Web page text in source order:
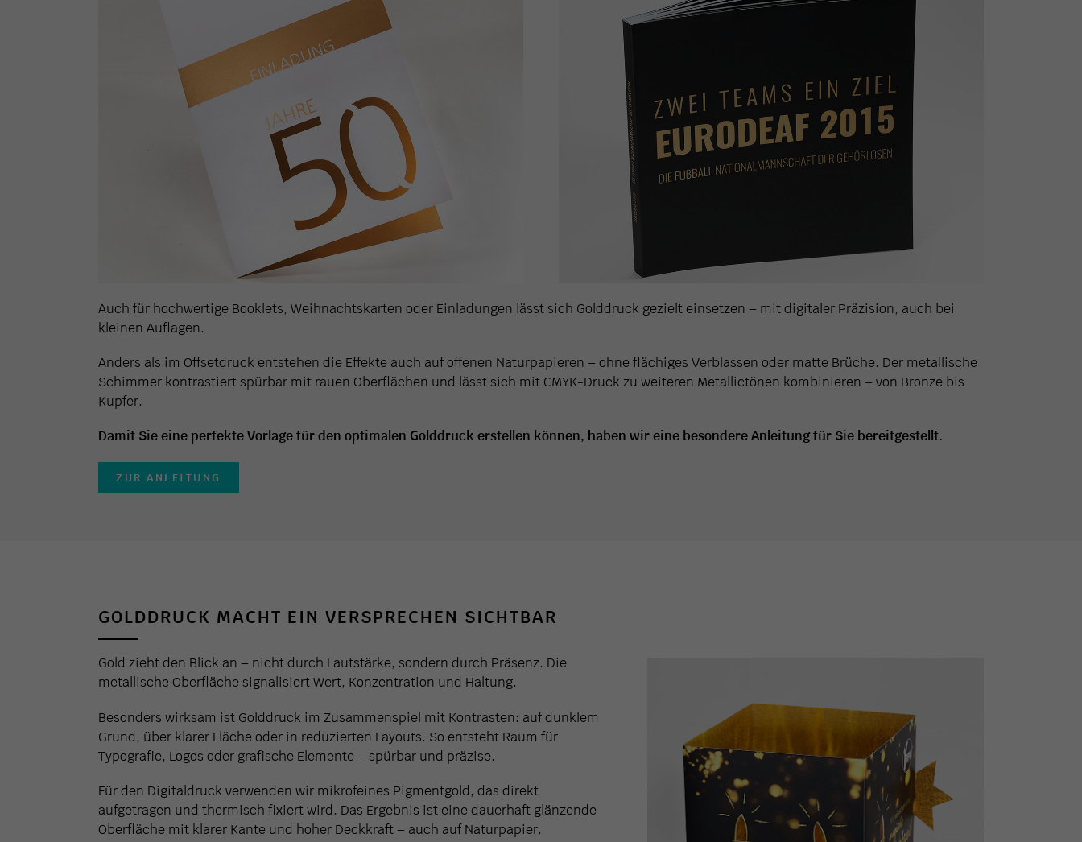
Auch für hochwertige Booklets, Weihnachtskarten oder Einladungen lässt sich Golddruck gezielt einsetzen – mit digitaler Präzision, auch bei
kleinen Auflagen.
Anders als im Offsetdruck entstehen die Effekte auch auf offenen Naturpapieren – ohne flächiges Verblassen oder matte Brüche. Der metallische
Schimmer kontrastiert spürbar mit rauen Oberflächen und lässt sich mit CMYK-Druck zu weiteren Metallictönen kombinieren – von Bronze bis
Kupfer.
Damit Sie eine perfekte Vorlage für den optimalen Golddruck erstellen können, haben wir eine besondere Anleitung für Sie bereitgestellt.
ZUR ANLEITUNG
GOLDDRUCK MACHT EIN VERSPRECHEN SICHTBAR
Gold zieht den Blick an – nicht durch Lautstärke, sondern durch Präsenz. Die
metallische Oberfläche signalisiert Wert, Konzentration und Haltung.
Besonders wirksam ist Golddruck im Zusammenspiel mit Kontrasten: auf dunklem
Grund, über klarer Fläche oder in reduzierten Layouts. So entsteht Raum für
Typografie, Logos oder grafische Elemente – spürbar und präzise.
Für den Digitaldruck verwenden wir mikrofeines Pigmentgold, das direkt
aufgetragen und thermisch fixiert wird. Das Ergebnis ist eine dauerhaft glänzende
Oberfläche mit klarer Kante und hoher Deckkraft – auch auf Naturpapier.